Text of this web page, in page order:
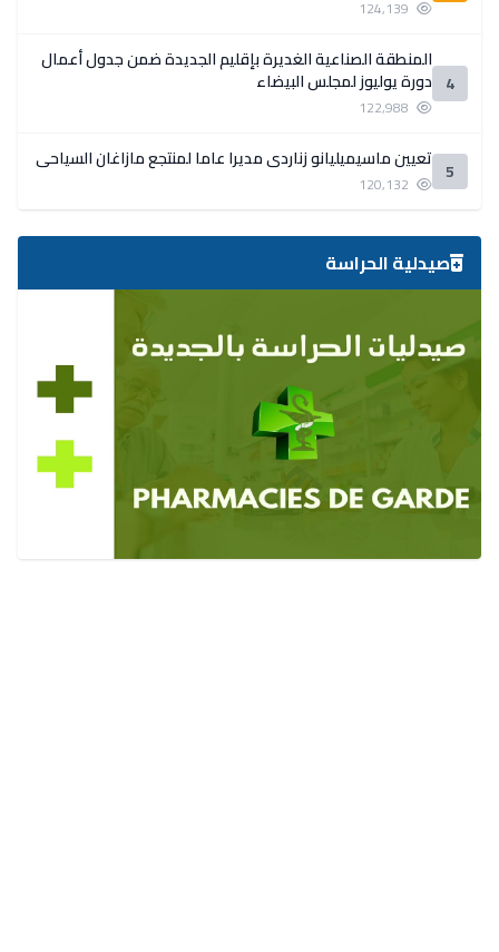
4
المنطقة الصناعية الغديرة بإقليم الجديدة ضمن جدول أعمال
دورة يوليوز لمجلس البيضاء
5 تعيين ماسيميليانو زناردي مديرا عاما لمنتجع مازاغان السياحي
صيدلية الحراسة